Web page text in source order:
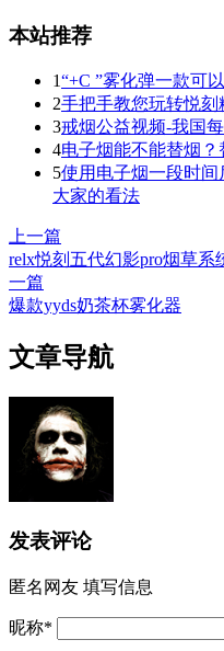
本站推荐
1“+C ”雾化弹一款可
2手把手教您玩转悦刻
3戒烟公益视频-我国
4电子烟能不能替烟？
5使用电子烟一段时
大家的看法
上一篇
relx悦刻五代幻影pro烟草
一篇
爆款yyds奶茶杯雾化器
文章导航
发表评论
匿名网友 填写信息
昵称*